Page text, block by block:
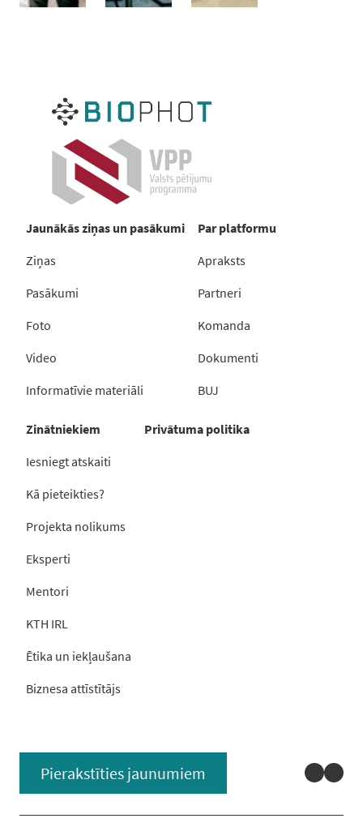
Jaunākās ziņas un pasākumi
Ziņas
Pasākumi
Foto
Video
Informatīvie materiāli
Par platformu
Apraksts
Partneri
Komanda
Dokumenti
BUJ
Zinātniekiem
Iesniegt atskaiti
Kā pieteikties?
Projekta nolikums
Eksperti
Mentori
KTH IRL
Ētika un iekļaušana
Biznesa attīstītājs
Privātuma politika
Pierakstīties jaunumiem